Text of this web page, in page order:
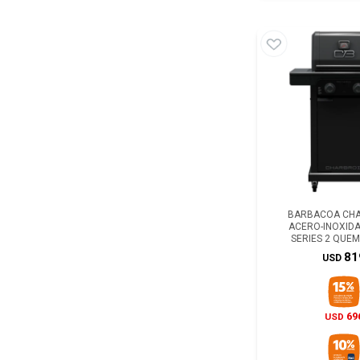
BARBACOA
ACERO-
SERIES 2
USD
USD